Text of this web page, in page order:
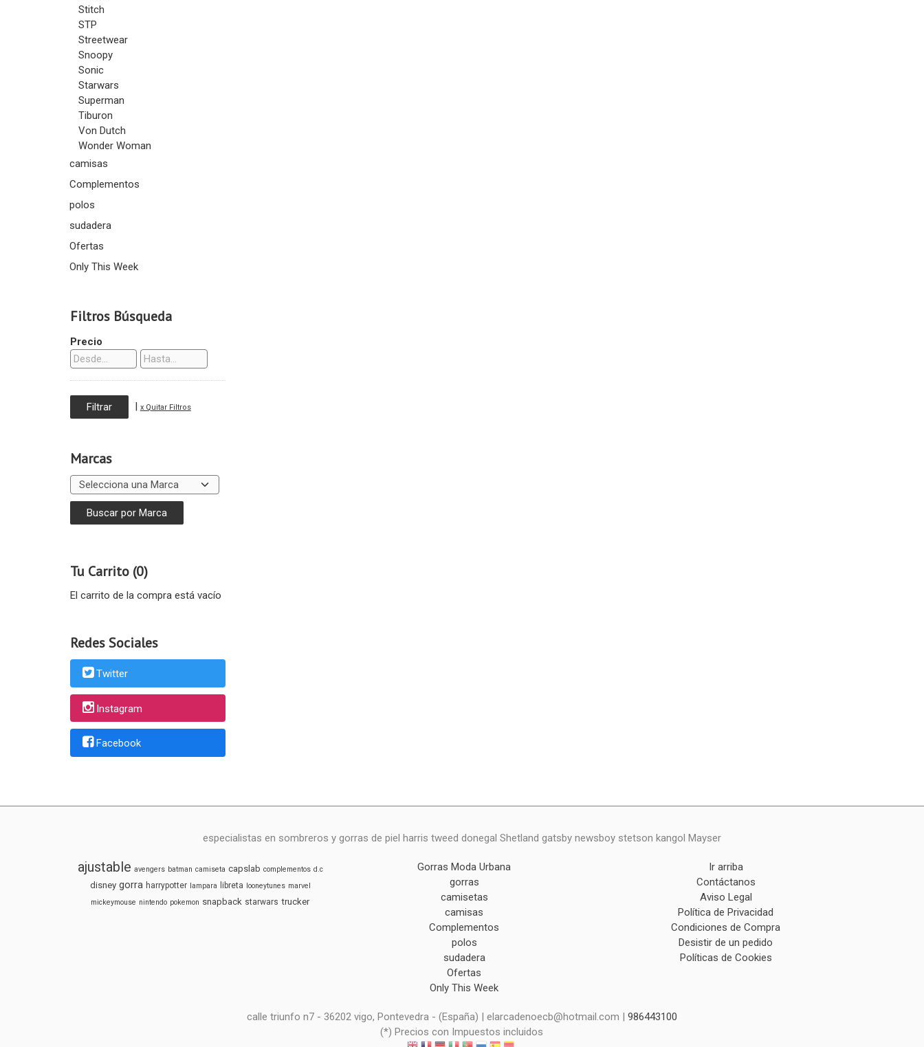
Stitch
STP
Streetwear
Snoopy
Sonic
Starwars
Superman
Tiburon
Von Dutch
Wonder Woman
camisas
Complementos
polos
sudadera
Ofertas
Only This Week
Filtros Búsqueda
Precio
| x Quitar Filtros
Marcas
Tu Carrito (0)
El carrito de la compra está vacío
Redes Sociales
Twitter
Instagram
Facebook
especialistas en sombreros y gorras de piel harris tweed donegal Shetland gatsby newsboy stetson kangol Mayser
ajustable avengers batman camiseta capslab complementos d.c
disney gorra harrypotter lampara libreta looneytunes marvel
mickeymouse nintendo pokemon snapback starwars trucker
Gorras Moda Urbana
gorras
camisetas
camisas
Complementos
polos
sudadera
Ofertas
Only This Week
Ir arriba
Contáctanos
Aviso Legal
Política de Privacidad
Condiciones de Compra
Desistir de un pedido
Políticas de Cookies
calle triunfo n7 - 36202 vigo, Pontevedra - (España) | elarcadenoecb@hotmail.com | 986443100
(*) Precios con Impuestos incluidos